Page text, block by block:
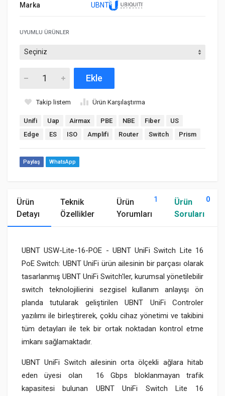
Marka UBNT
UYUMLU ÜRÜNLER
Ekle
Takip listem Ürün Karşılaştırma
Unifi Uap Airmax PBE NBE Fiber
US
Edge
ES ISO Amplifi Router Switch Prism
Paylaş WhatsApp
Ürün
Detayı
Teknik
Özellikler
Ürün
Yorumları
1
Ürün
Soruları
0
UBNT USW-Lite-16-POE - UBNT UniFi Switch Lite 16
PoE Switch: UBNT UniFi ürün ailesinin bir parçası olarak
tasarlanmış UBNT UniFi Switch'ler, kurumsal yönetilebilir
switch teknolojilierini sezgisel kullanım anlayışı ön
planda tutularak geliştirilen UBNT UniFi Controler
yazılımı ile birleştirerek, çoklu cihaz yönetimi ve takibini
tüm detayları ile tek bir ortak noktadan kontrol etme
imkanı sağlamaktadır.
UBNT UniFi Switch ailesinin orta ölçekli ağlara hitab
eden üyesi olan 16 Gbps bloklanmayan trafik
kapasitesi bulunan UBNT UniFi Switch Lite 16